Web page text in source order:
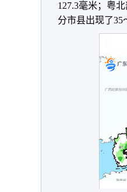
127.3毫米；粤
分市县出现了35